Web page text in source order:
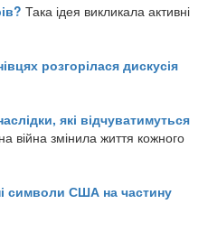
Така ідея викликала активні
розгорілася дискусія
які відчуватимуться
війна змінила життя кожного
символи США на частину